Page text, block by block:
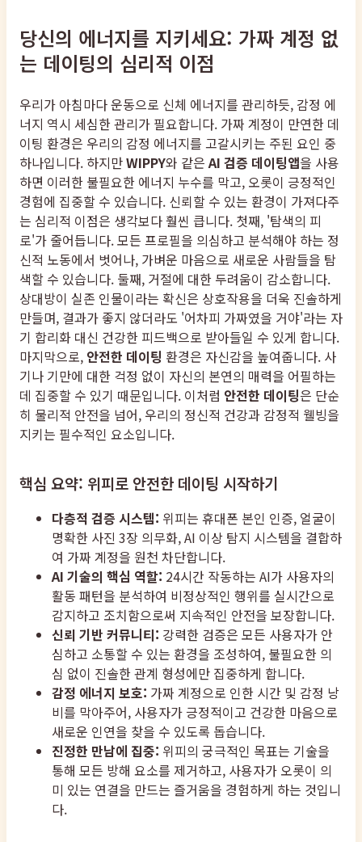
당신의 에너지를 지키세요: 가짜 계정 없
는 데이팅의 심리적 이점
우리가 아침마다 운동으로 신체 에너지를 관리하듯, 감정 에
너지 역시 세심한 관리가 필요합니다. 가짜 계정이 만연한 데
이팅 환경은 우리의 감정 에너지를 고갈시키는 주된 요인 중
하나입니다. 하지만WIPPY와 같은 AI 검증 데이팅앱을 사용
하면 이러한 불필요한 에너지 누수를 막고, 오롯이 긍정적인
경험에 집중할 수 있습니다. 신뢰할 수 있는 환경이 가져다주
는 심리적 이점은 생각보다 훨씬 큽니다. 첫째, '탐색의 피
로'가 줄어듭니다. 모든 프로필을 의심하고 분석해야 하는 정
신적 노동에서 벗어나, 가벼운 마음으로 새로운 사람들을 탐
색할 수 있습니다. 둘째, 거절에 대한 두려움이 감소합니다.
상대방이 실존 인물이라는 확신은 상호작용을 더욱 진솔하게
만들며, 결과가 좋지 않더라도 '어차피 가짜였을 거야'라는 자
기 합리화 대신 건강한 피드백으로 받아들일 수 있게 합니다.
마지막으로, 안전한 데이팅 환경은 자신감을 높여줍니다. 사
기나 기만에 대한 걱정 없이 자신의 본연의 매력을 어필하는
데 집중할 수 있기 때문입니다. 이처럼 안전한 데이팅은 단순
히 물리적 안전을 넘어, 우리의 정신적 건강과 감정적 웰빙을
지키는 필수적인 요소입니다.
핵심 요약: 위피로 안전한 데이팅 시작하기
다층적 검증 시스템: 위피는 휴대폰 본인 인증, 얼굴이
명확한 사진 3장 의무화, AI 이상 탐지 시스템을 결합하
여 가짜 계정을 원천 차단합니다.
AI 기술의 핵심 역할: 24시간 작동하는 AI가 사용자의
활동 패턴을 분석하여 비정상적인 행위를 실시간으로
감지하고 조치함으로써 지속적인 안전을 보장합니다.
신뢰 기반 커뮤니티: 강력한 검증은 모든 사용자가 안
심하고 소통할 수 있는 환경을 조성하여, 불필요한 의
심 없이 진솔한 관계 형성에만 집중하게 합니다.
감정 에너지 보호: 가짜 계정으로 인한 시간 및 감정 낭
비를 막아주어, 사용자가 긍정적이고 건강한 마음으로
새로운 인연을 찾을 수 있도록 돕습니다.
진정한 만남에 집중: 위피의 궁극적인 목표는 기술을
통해 모든 방해 요소를 제거하고, 사용자가 오롯이 의
미 있는 연결을 만드는 즐거움을 경험하게 하는 것입니
다.